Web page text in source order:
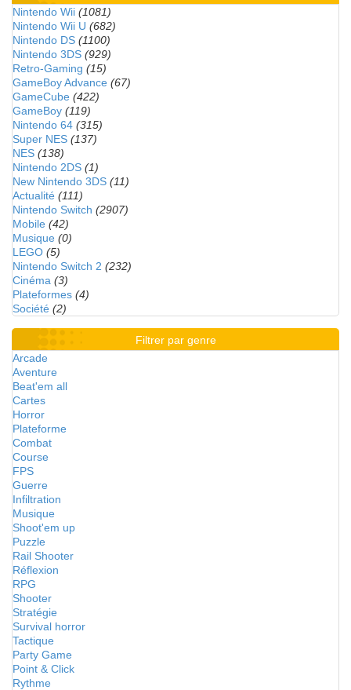
Nintendo Wii (1081)
Nintendo Wii U (682)
Nintendo DS (1100)
Nintendo 3DS (929)
Retro-Gaming (15)
GameBoy Advance (67)
GameCube (422)
GameBoy (119)
Nintendo 64 (315)
Super NES (137)
NES (138)
Nintendo 2DS (1)
New Nintendo 3DS (11)
Actualité (111)
Nintendo Switch (2907)
Mobile (42)
Musique (0)
LEGO (5)
Nintendo Switch 2 (232)
Cinéma (3)
Plateformes (4)
Société (2)
Filtrer par genre
Arcade
Aventure
Beat'em all
Cartes
Horror
Plateforme
Combat
Course
FPS
Guerre
Infiltration
Musique
Shoot'em up
Puzzle
Rail Shooter
Réflexion
RPG
Shooter
Stratégie
Survival horror
Tactique
Party Game
Point & Click
Rythme